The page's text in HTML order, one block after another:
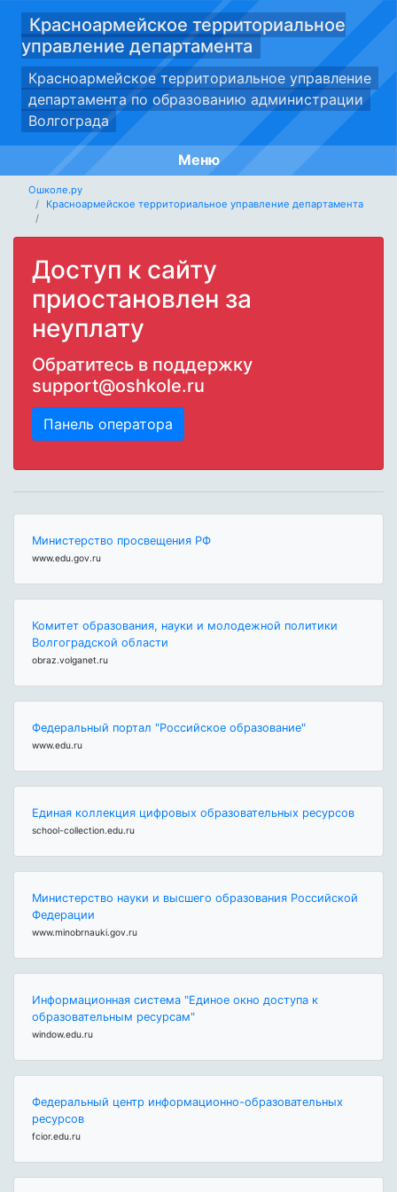
Красноармейское территориальное
управление департамента
Красноармейское территориальное управление
департамента по образованию администрации
Волгограда
Меню
Ошколе.ру
Красноармейское территориальное управление департамента
Доступ к сайту
приостановлен за
неуплату
Обратитесь в поддержку
support@oshkole.ru
Панель оператора
Министерство просвещения РФ
www.edu.gov.ru
Комитет образования, науки и молодежной политики
Волгоградской области
obraz.volganet.ru
Федеральный портал "Российское образование"
www.edu.ru
Единая коллекция цифровых образовательных ресурсов
school-collection.edu.ru
Министерство науки и высшего образования Российской
Федерации
www.minobrnauki.gov.ru
Информационная система "Единое окно доступа к
образовательным ресурсам"
window.edu.ru
Федеральный центр информационно-образовательных
ресурсов
fcior.edu.ru